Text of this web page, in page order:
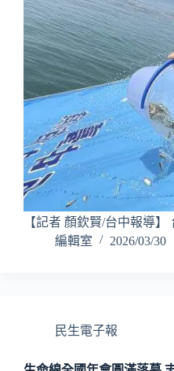
【記者 顏欽賢/台中報導
編輯室
2026/03/30
民生電子報